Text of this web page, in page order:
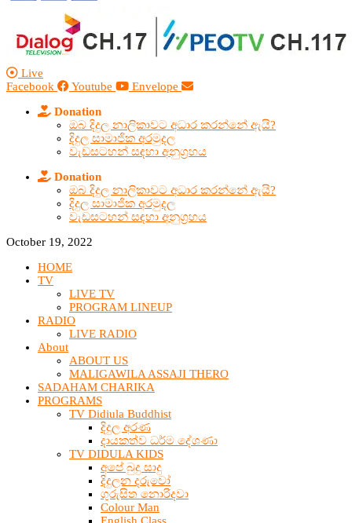
Live
Facebook
Youtube Envelope
Donation
ඔබ දිදුල නාලිකාවට අධාර කරන්නේ ඇයි?
දිදුල සාමාජික අරමුදල
වැඩසටහන් සඳහා අනුග්‍රහය
Donation
ඔබ දිදුල නාලිකාවට අධාර කරන්නේ ඇයි?
දිදුල සාමාජික අරමුදල
වැඩසටහන් සඳහා අනුග්‍රහය
October 19, 2022
HOME
TV
LIVE TV
PROGRAM LINEUP
RADIO
LIVE RADIO
About
ABOUT US
MALIGAWILA ASSAJI THERO
SADAHAM CHARIKA
PROGRAMS
TV Didiula Buddhist
දිදුල අරණ
දායකත්ව ධර්ම දේශණා
TV DIDULA KIDS
අපේ බුදු සාදු
දිදුලන දරුවෝ
ගුරුසිත නොරිදවා
Colour Man